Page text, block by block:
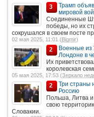
3
Трамп
мировой
Соединенные
победы, но их
сокрушался в своем посте
02 мая 2025, 11:01 (Bigmir)
2
Военные из
Лондоне в
Их
королевская
05 мая 2025, 17:53 (Зеркало
2
Три страны
Россию
Польша, Литва и
свою
Словакии.